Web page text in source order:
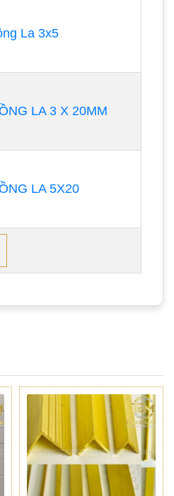
La 3x5
LA 3 X 20MM
LA 5X20